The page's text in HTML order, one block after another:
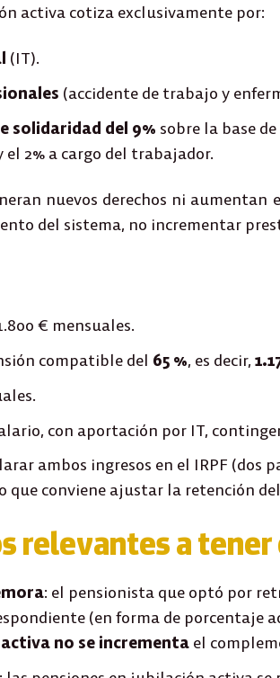
activa cotiza exclusivamente por:
(IT).
(accidente de trabajo y
solidaridad del 9% sobre la base
el 2% a cargo del trabajador.
nuevos derechos ni aumentan
del sistema, no incrementar
€ mensuales.
compatible del 65 %, es decir,
con aportación por IT,
ambos ingresos en el IRPF (dos
que conviene ajustar la retención
relevantes a tener
: el pensionista que optó por
(en forma de porcentaje
no se incrementa el